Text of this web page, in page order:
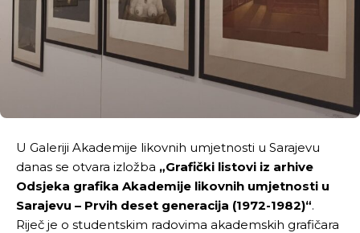
U Galeriji Akademije likovnih umjetnosti u Sarajevu
danas se otvara izložba „Grafički listovi iz arhive
Odsjeka grafika Akademije likovnih umjetnosti u
Sarajevu – Prvih deset generacija (1972-1982)“.
Riječ je o studentskim radovima akademskih grafičara